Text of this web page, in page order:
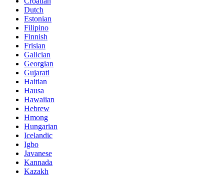
Dutch
Estonian
Filipino
Finnish
Frisian
Galician
Georgian
Gujarati
Haitian
Hausa
Hawaiian
Hebrew
Hmong
Hungarian
Icelandic
Igbo
Javanese
Kannada
Kazakh